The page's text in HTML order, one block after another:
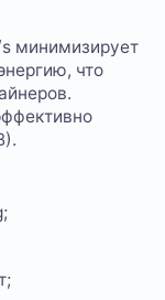
минимизирует
что